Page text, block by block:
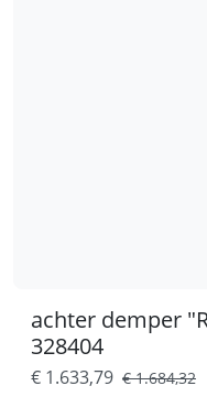
achter demper
328404
€ 1.633,79 € 1.684,32